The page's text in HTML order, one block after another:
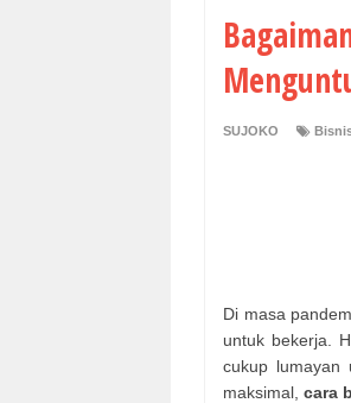
SUJOKO
Di masa
untuk bekerja.
cukup lumayan
maksimal, cara